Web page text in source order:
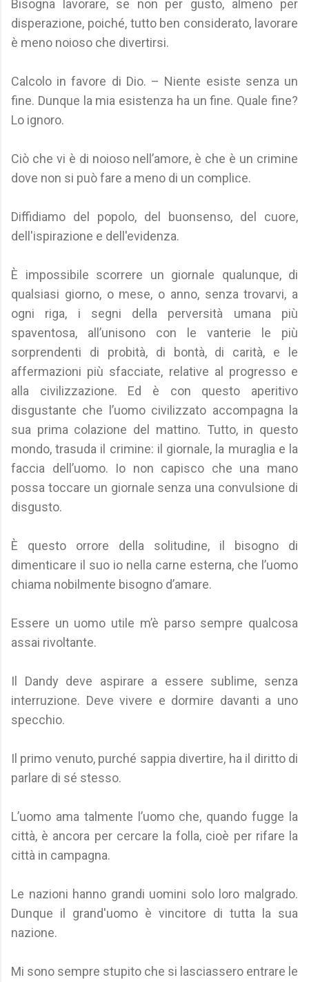
Bisogna lavorare, se non per gusto, almeno per
disperazione, poiché, tutto ben considerato, lavorare
è meno noioso che divertirsi.
Calcolo in favore di Dio. – Niente esiste senza un
fine. Dunque la mia esistenza ha un fine. Quale fine?
Lo ignoro.
Ciò che vi è di noioso nell’amore, è che è un crimine
dove non si può fare a meno di un complice.
Diffidiamo del popolo, del buonsenso, del cuore,
dell'ispirazione e dell'evidenza.
È impossibile scorrere un giornale qualunque, di
qualsiasi giorno, o mese, o anno, senza trovarvi, a
ogni riga, i segni della perversità umana più
spaventosa, all’unisono con le vanterie le più
sorprendenti di probità, di bontà, di carità, e le
affermazioni più sfacciate, relative al progresso e
alla civilizzazione. Ed è con questo aperitivo
disgustante che l’uomo civilizzato accompagna la
sua prima colazione del mattino. Tutto, in questo
mondo, trasuda il crimine: il giornale, la muraglia e la
faccia dell’uomo. Io non capisco che una mano
possa toccare un giornale senza una convulsione di
disgusto.
È questo orrore della solitudine, il bisogno di
dimenticare il suo io nella carne esterna, che l’uomo
chiama nobilmente bisogno d’amare.
Essere un uomo utile m’è parso sempre qualcosa
assai rivoltante.
Il Dandy deve aspirare a essere sublime, senza
interruzione. Deve vivere e dormire davanti a uno
specchio.
Il primo venuto, purché sappia divertire, ha il diritto di
parlare di sé stesso.
L’uomo ama talmente l’uomo che, quando fugge la
città, è ancora per cercare la folla, cioè per rifare la
città in campagna.
Le nazioni hanno grandi uomini solo loro malgrado.
Dunque il grand'uomo è vincitore di tutta la sua
nazione.
Mi sono sempre stupito che si lasciassero entrare le